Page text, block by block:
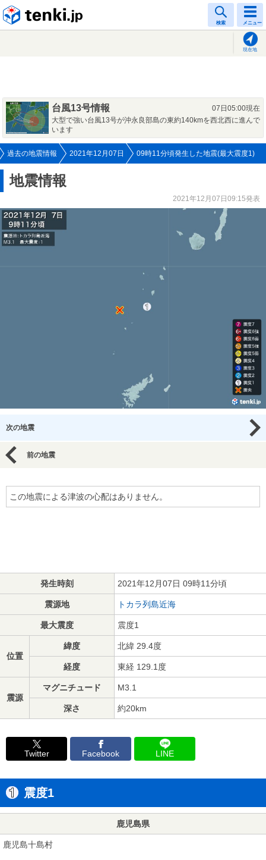
検索 メニュー
現在地
台風13号情報
07日05:00現在
大型で強い台風13号が沖永良部島の東約140kmを西北西に進んで
います
過去の地震情報 2021年12月07日 09時11分頃発生した地震(最大震度1)
地震情報
2021年12月07日09:15発表
次の地震
前の地震
この地震による津波の心配はありません。
発生時刻 2021年12月07日 09時11分頃
震源地 トカラ列島近海
最大震度 震度1
位置
緯度 北緯 29.4度
経度 東経 129.1度
震源
マグニチュード M3.1
深さ 約20km
Twitter Facebook LINE
震度1
鹿児島県
鹿児島十島村